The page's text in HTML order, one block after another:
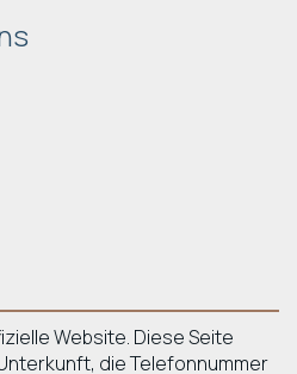
Website. Diese Seite
die Telefonnummer